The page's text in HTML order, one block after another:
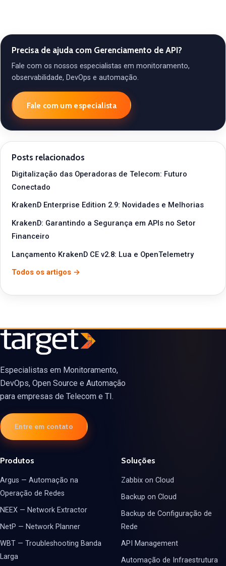
Precisa de ajuda com Gerenciamento de API?
Fale com os nossos especialistas em monitoramento,
observabilidade, DevOps e automação.
Fale com um especialista
Posts relacionados
Digitalização das Operadoras de Telecom: Futuro
Conectado
KrakenD Enterprise Edition 2.9: Novidades e Melhorias
KrakenD: Garantindo a Segurança em APIs no Setor
Financeiro
Lançamento KrakenD CE v2.8: Lua e OpenTelemetry
Todos os artigos →
Especialistas em Monitoramento,
DevOps, Open Source e Automação
para empresas de Telecom e TI.
Entre em contato
Produtos
Argus — Automação na
Operação de Redes
NEEX — Network Extractor
NetP — Network Planner
WBT — Troubleshooting Banda
Larga
Soluções
Zabbix on Cloud
Backup on Cloud
Backup de Configuração de
Rede
API Management
Automação de Infraestrutura